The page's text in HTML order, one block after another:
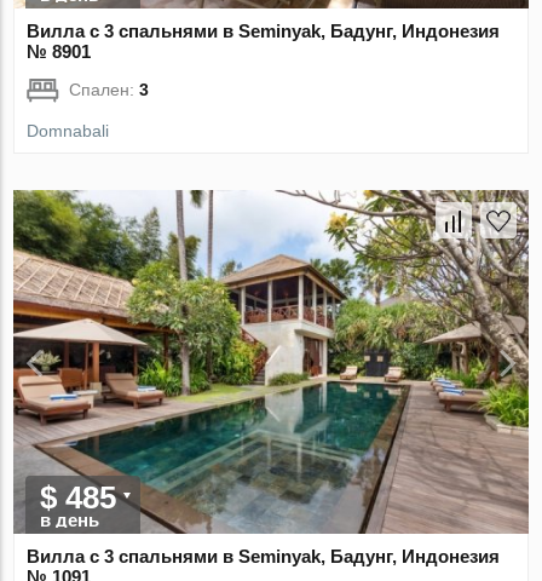
Вилла с 3 спальнями в Seminyak, Бадунг, Индонезия
№ 8901
Спален:3
Domnabali
$ 485
в день
Вилла с 3 спальнями в Seminyak, Бадунг, Индонезия
№ 1091